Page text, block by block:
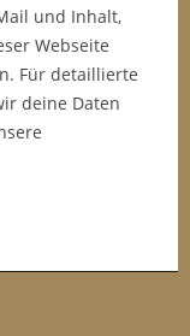
und Inhalt,
Webseite
Für detaillierte
deine Daten